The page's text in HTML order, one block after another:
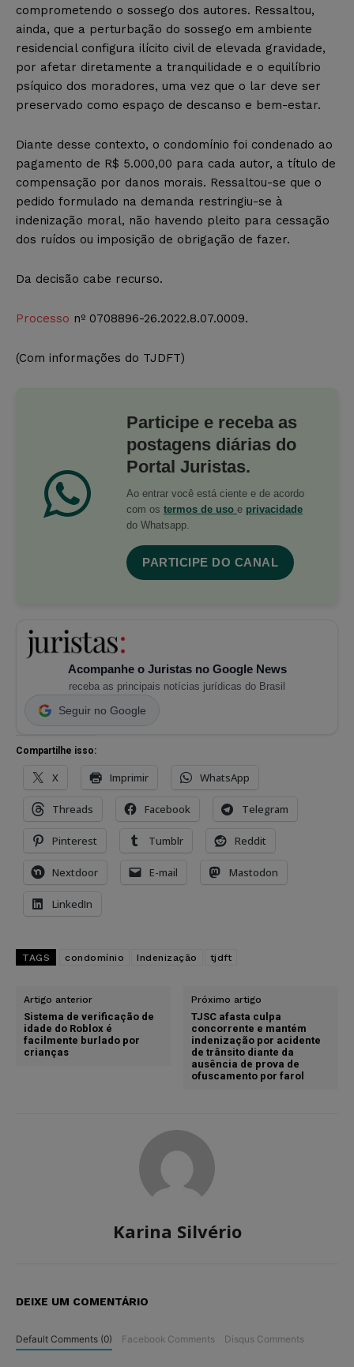
comprometendo o sossego dos autores. Ressaltou,
ainda, que a perturbação do sossego em ambiente
residencial configura ilícito civil de elevada gravidade,
por afetar diretamente a tranquilidade e o equilíbrio
psíquico dos moradores, uma vez que o lar deve ser
preservado como espaço de descanso e bem-estar.
Diante desse contexto, o condomínio foi condenado ao
pagamento de R$ 5.000,00 para cada autor, a título de
compensação por danos morais. Ressaltou-se que o
pedido formulado na demanda restringiu-se à
indenização moral, não havendo pleito para cessação
dos ruídos ou imposição de obrigação de fazer.
Da decisão cabe recurso.
Processo nº 0708896-26.2022.8.07.0009.
(Com informações do TJDFT)
Participe e receba as
postagens diárias do
Portal Juristas.
Ao entrar você está ciente e de acordo
com os termos de uso e privacidade
do Whatsapp.
PARTICIPE DO CANAL
Acompanhe o Juristas no Google News
receba as principais notícias jurídicas do Brasil
Seguir no Google
Compartilhe isso:
X Imprimir WhatsApp
Threads Facebook Telegram
Pinterest Tumblr Reddit
Nextdoor E-mail Mastodon
LinkedIn
TAGS condomínio Indenização tjdft
Artigo anterior
Sistema de verificação de
idade do Roblox é
facilmente burlado por
crianças
Próximo artigo
TJSC afasta culpa
concorrente e mantém
indenização por acidente
de trânsito diante da
ausência de prova de
ofuscamento por farol
Karina Silvério
DEIXE UM COMENTÁRIO
Default Comments (0) Facebook Comments Disqus Comments